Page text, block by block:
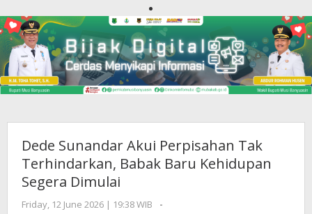
Dede Sunandar Akui Perpisahan Tak
Terhindarkan, Babak Baru Kehidupan
Segera Dimulai
Friday, 12 June 2026 | 19:38 WIB
by
-